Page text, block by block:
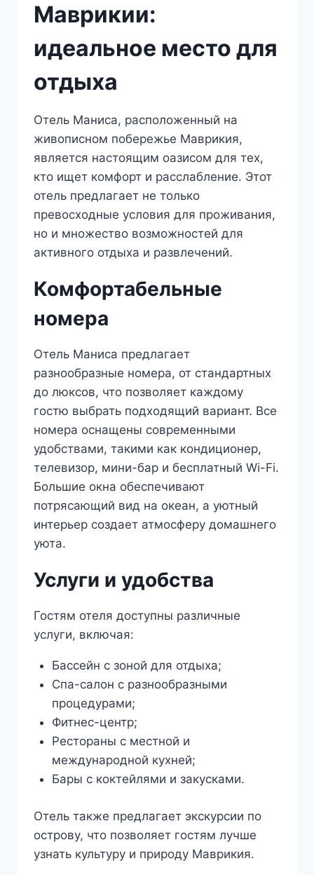
Маврикии:
идеальное место для
отдыха
Отель Маниса, расположенный на
живописном побережье Маврикия,
является настоящим оазисом для тех,
кто ищет комфорт и расслабление. Этот
отель предлагает не только
превосходные условия для проживания,
но и множество возможностей для
активного отдыха и развлечений.
Комфортабельные
номера
Отель Маниса предлагает
разнообразные номера, от стандартных
до люксов, что позволяет каждому
гостю выбрать подходящий вариант. Все
номера оснащены современными
удобствами, такими как кондиционер,
телевизор, мини-бар и бесплатный Wi-Fi.
Большие окна обеспечивают
потрясающий вид на океан, а уютный
интерьер создает атмосферу домашнего
уюта.
Услуги и удобства
Гостям отеля доступны различные
услуги, включая:
Бассейн с зоной для отдыха;
Спа-салон с разнообразными
процедурами;
Фитнес-центр;
Рестораны с местной и
международной кухней;
Бары с коктейлями и закусками.
Отель также предлагает экскурсии по
острову, что позволяет гостям лучше
узнать культуру и природу Маврикия.